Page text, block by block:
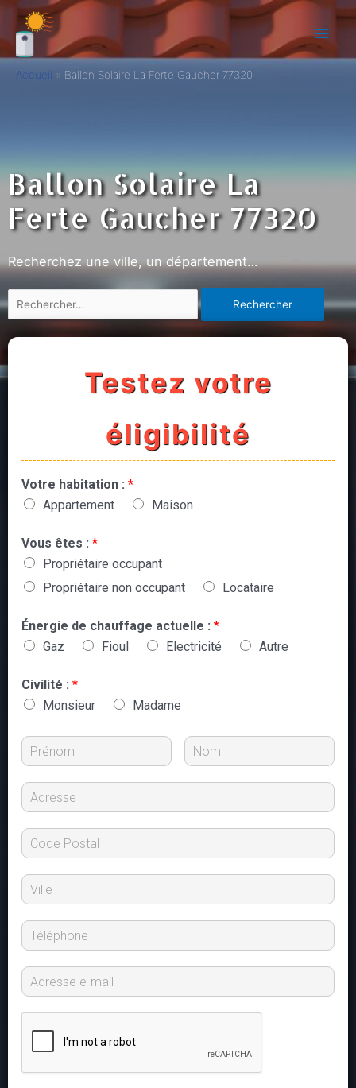
Accueil Ballon Solaire La Ferte Gaucher 77320
Ballon Solaire La
Ferte Gaucher 77320
Recherchez une ville, un département…
Testez votre
éligibilité
Votre habitation : *
Appartement
Maison
Vous êtes : *
Propriétaire occupant
Propriétaire non occupant
Locataire
Énergie de chauffage actuelle : *
Gaz
Fioul Electricité Autre
Civilité : *
Monsieur
Madame